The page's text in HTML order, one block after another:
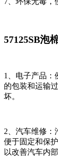
57125SB泡
1、电子产品：
的包装和运输
坏。
2、汽车维修：
便于固定和保
以改善汽车内